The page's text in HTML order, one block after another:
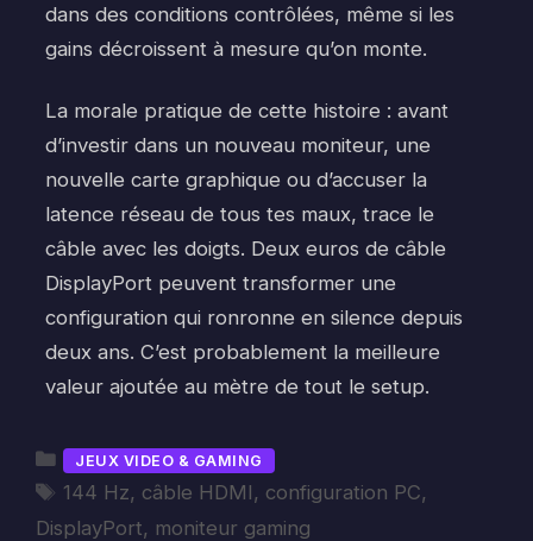
dans des conditions contrôlées, même si les
gains décroissent à mesure qu’on monte.
La morale pratique de cette histoire : avant
d’investir dans un nouveau moniteur, une
nouvelle carte graphique ou d’accuser la
latence réseau de tous tes maux, trace le
câble avec les doigts. Deux euros de câble
DisplayPort peuvent transformer une
configuration qui ronronne en silence depuis
deux ans. C’est probablement la meilleure
valeur ajoutée au mètre de tout le setup.
Catégories
JEUX VIDEO & GAMING
Étiquettes
144 Hz, câble HDMI , configuration PC,
DisplayPort, moniteur gaming